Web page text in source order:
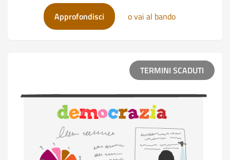
Approfondisci Giornata di formazione a
o vai al bandoGiornata di
TERMINI SCADUTI